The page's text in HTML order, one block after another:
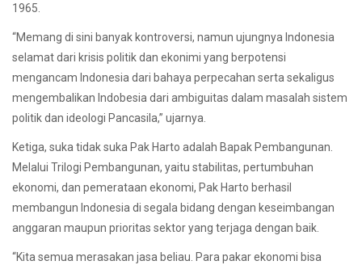
1965.
“Memang di sini banyak kontroversi, namun ujungnya Indonesia
selamat dari krisis politik dan ekonimi yang berpotensi
mengancam Indonesia dari bahaya perpecahan serta sekaligus
mengembalikan Indobesia dari ambiguitas dalam masalah sistem
politik dan ideologi Pancasila,” ujarnya.
Ketiga, suka tidak suka Pak Harto adalah Bapak Pembangunan.
Melalui Trilogi Pembangunan, yaitu stabilitas, pertumbuhan
ekonomi, dan pemerataan ekonomi, Pak Harto berhasil
membangun Indonesia di segala bidang dengan keseimbangan
anggaran maupun prioritas sektor yang terjaga dengan baik.
“Kita semua merasakan jasa beliau. Para pakar ekonomi bisa